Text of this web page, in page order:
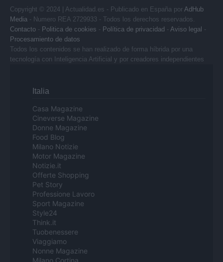
Copyright © 2024 | Actualidad.es - Publicado en España por AdHub
Media - Numero REA 2729933 - Todos los derechos reservados.
Contacto - Politica de cookies - Política de privacidad - Aviso legal -
Procesamiento de datos
Todos los contenidos se han realizado de forma híbrida por una
tecnología con Inteligencia Artificial y por creadores independientes
Italia
Casa Magazine
Cineverse Magazine
Donne Magazine
Food Blog
Milano Notizie
Motor Magazine
Notizie.it
Offerte Shopping
Pet Story
Professione Lavoro
Sport Magazine
Style24
Think.it
Tuobenessere
Viaggiamo
Nonne Magazine
Milano Cortina